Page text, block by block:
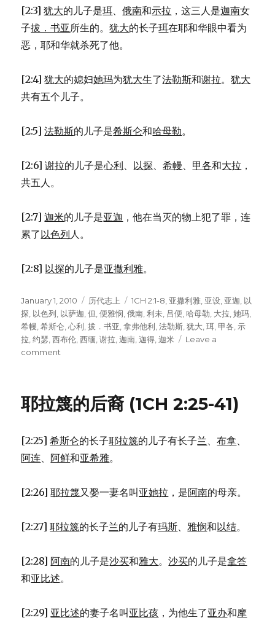
[2:3]犹大的儿子是珥、俄南和示拉 ，这三人是迦南女
子拔．书亚所生的。犹大的长子珥在耶和华眼中看为
恶，耶和华就杀死了他。
[2:4]犹大的媳妇她玛为犹大生了法勒斯和谢拉。犹大
共有五个儿子。
[2:5]法勒斯的儿子是希斯仑和哈母勒。
[2:6]谢拉的儿子是心利、 以探、希幔、 甲各和大拉 ，
共五人。
[2:7]迦米的儿子是亚迦 ，他在当灭的物上犯了罪，连
累了以色列人。
[2:8] 以探的儿子是亚撒利雅。
Posted
on
January 1, 2010 Categories
历代志上 Tags
1CH 2:1-8 亚撒利雅 亚设 亚迦 以
探 以色列 以萨迦 ,但 ,便雅悯 ,俄南 ,利未 吕便 ,哈母勒 大拉 ,她玛
希幔 ,希斯仑 ,心利 ,拔．书亚 ,拿弗他利 ,法勒斯 ,犹大 ,珥 ,甲各 示
拉 ,约瑟 ,西布伦 ,西缅 ,谢拉 ,迦南 ,迦得 ,迦米
Leave a
comment
后
2:1-
8)
耶拉篾的后裔 (1CH 2:25-41)
[2:25]希斯仑的长子耶拉篾的儿子有长子兰、布拿、
阿连、 阿鲜和亚希雅。
[2:26]耶拉篾又娶一妻名叫 亚她拉 ，是阿南的母亲。
[2:27]耶拉篾的长子兰的儿子有玛斯、雅悯和以结。
[2:28] 阿南的儿子是沙买和雅大。沙买的儿子是拿答
和亚比述。
[2:29] 亚比述的妻子名叫 亚比孩 ，为他生了亚办和摩